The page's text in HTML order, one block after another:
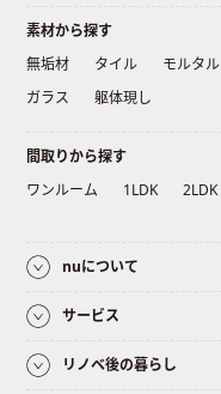
素材から探す
無垢材
タイル モルタル
ガラス
躯体現し
間取りから探す
ワンルーム
1LDK 2LDK
nuについて
サービス
リノベ後の暮らし